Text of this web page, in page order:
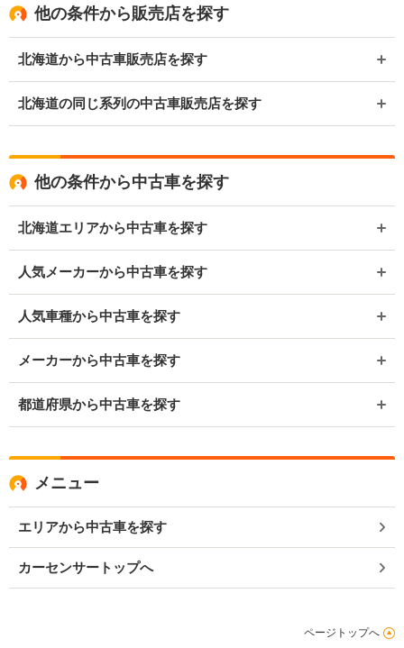
他の条件から販売店を探す
北海道から中古車販売店を探す
北海道の同じ系列の中古車販売店を探す
他の条件から中古車を探す
北海道エリアから中古車を探す
人気メーカーから中古車を探す
人気車種から中古車を探す
メーカーから中古車を探す
都道府県から中古車を探す
メニュー
エリアから中古車を探す
カーセンサートップへ
ページトップへ